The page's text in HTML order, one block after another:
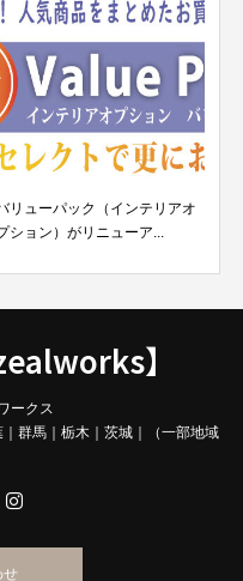
リューパック（インテリアオ
ション）がリニューア...
】
ークス
群馬｜栃木｜茨城｜（一部地域
せ